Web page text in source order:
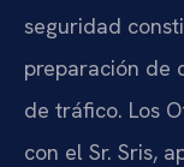
seguridad
preparación de
de tráfico. Los
con el Sr. Sris,